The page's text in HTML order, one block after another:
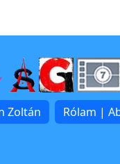
Zoltán Rólam |